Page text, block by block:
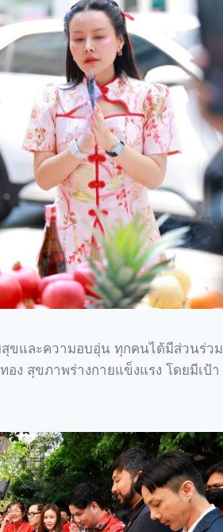
สุขและความอบอุ่น ทุกคนได้มีส่วนร่วม
ง สุขภาพร่างกายแข็งแรง โดยมีเป้า